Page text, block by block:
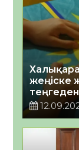
жеңіске